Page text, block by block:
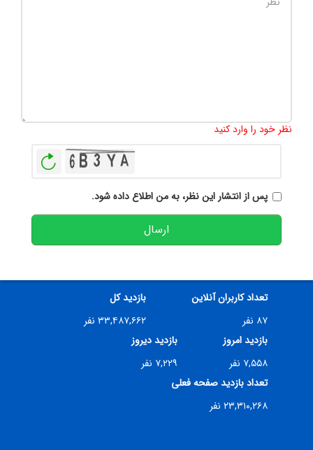
نظر خود را وارد کنید
پس از انتشار این نظر، به من اطلاع داده شود.
ارسال
تعداد کاربران آنلاین
۸۷ نفر
بازدید کل
۳۳,۴۸۷,۶۶۲ نفر
بازدید امروز
۷,۵۵۸ نفر
بازدید دیروز
۷,۲۲۹ نفر
تعداد بازدید صفحه فعلی
۲۳,۳۱۰,۲۶۸ نفر